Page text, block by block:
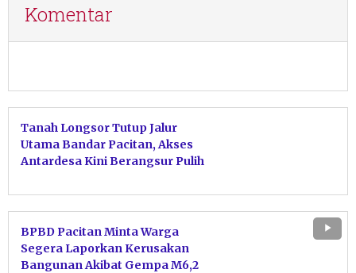
Komentar
Tanah Longsor Tutup Jalur
Utama Bandar Pacitan, Akses
Antardesa Kini Berangsur Pulih
BPBD Pacitan Minta Warga
Segera Laporkan Kerusakan
Bangunan Akibat Gempa M6,2